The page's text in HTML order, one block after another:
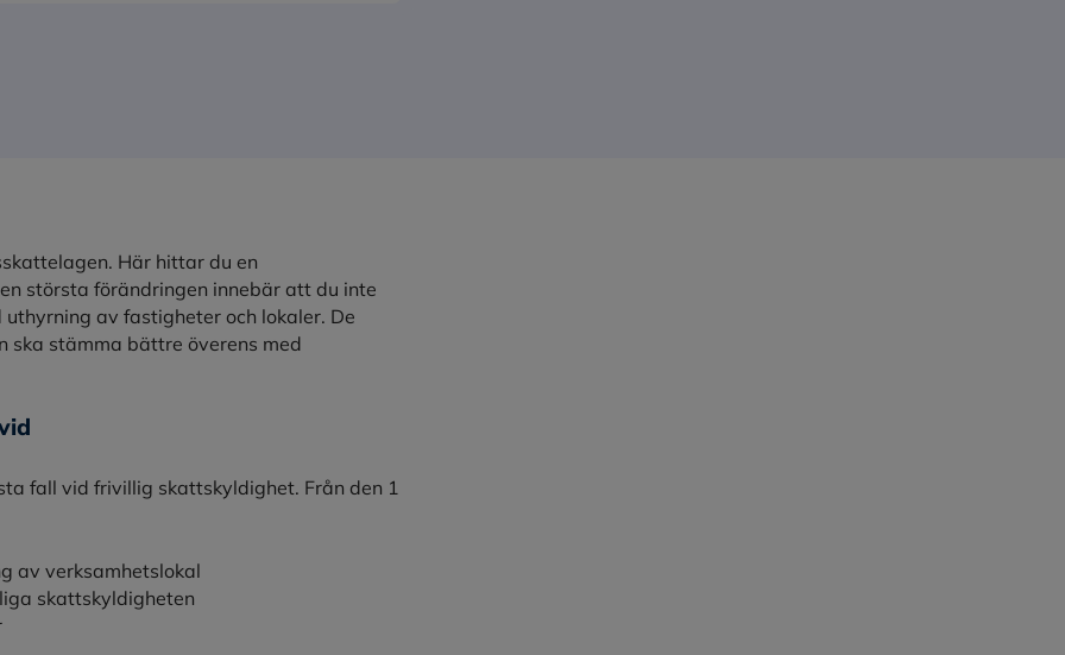
Här hittar du en
största förändringen innebär att du inte
av fastigheter och lokaler. De
stämma bättre överens med
fall vid frivillig skattskyldighet. Från den 1
av verksamhetslokal
skattskyldigheten